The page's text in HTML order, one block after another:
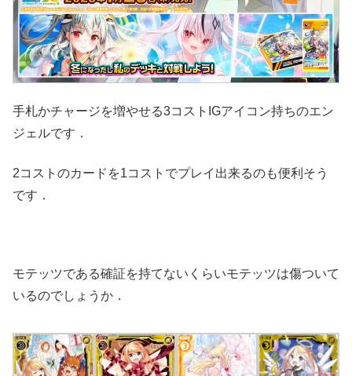
手札かチャージを増やせる3コストIGアイコン持ちのエン
ジェルです．
2コストのカードを1コストでプレイ出来るのも便利そう
です．
モテッツである確証を持てないくらいモテッツは傷ついて
いるのでしょうか．